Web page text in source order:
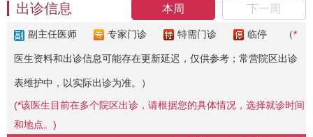
本周 下一周
出诊信息
副主任医师 专家门诊 特需门诊 临停 （*
医生资料和出诊信息可能存在更新延迟，仅供参考；常营院区出诊
表维护中，以实际出诊为准。）
(*该医生目前在多个院区出诊，请根据您的具体情况，选择就诊时间
和地点。)